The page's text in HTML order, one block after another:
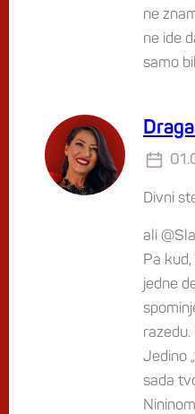
ne
ne ide
samo
Divni
ali
Pa
jedne
Jedino
sada